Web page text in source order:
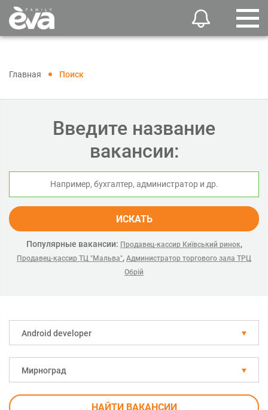
Главная Поиск
Введите название
вакансии:
ИСКАТЬ
Популярные вакансии: Продавец-кассир Київський ринок,
Продавец-кассир ТЦ "Мальва", Администратор торгового зала ТРЦ
Обрій
Android developer
Мирноград
НАЙТИ ВАКАНСИИ